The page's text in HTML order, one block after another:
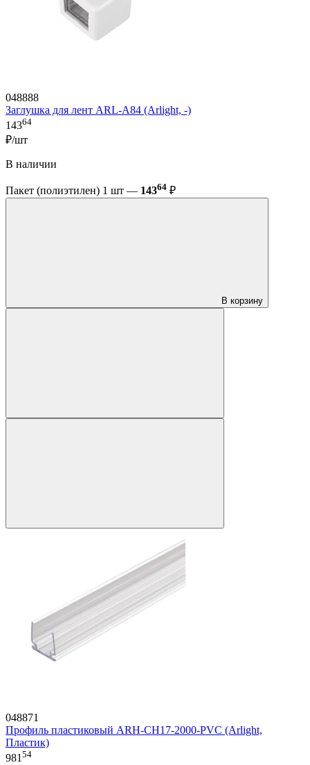
048888
Заглушка для лент ARL-A84 (Arlight, -)
14364
₽/шт
В наличии
Пакет (полиэтилен) 1 шт — 14364 ₽
В корзину
048871
Профиль пластиковый ARH-CH17-2000-PVC (Arlight,
Пластик)
98154